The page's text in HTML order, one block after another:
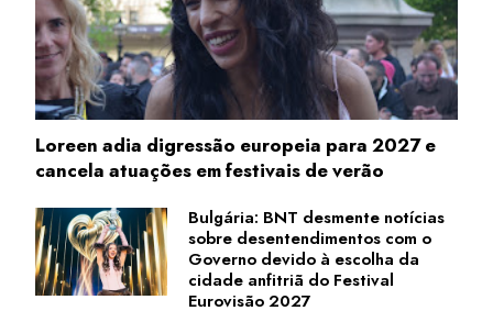
Loreen adia digressão europeia para 2027 e
cancela atuações em festivais de verão
Bulgária: BNT desmente notícias
sobre desentendimentos com o
Governo devido à escolha da
cidade anfitriã do Festival
Eurovisão 2027